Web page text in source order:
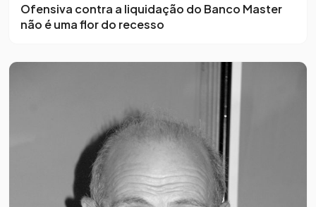
Ofensiva contra a liquidação do Banco Master
não é uma flor do recesso